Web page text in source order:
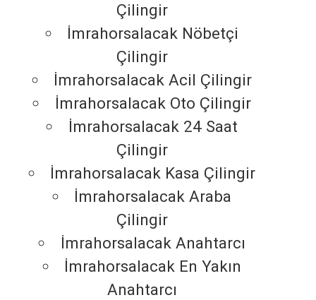
Çilingir
İmrahorsalacak Nöbetçi
Çilingir
İmrahorsalacak Acil Çilingir
İmrahorsalacak Oto Çilingir
İmrahorsalacak 24 Saat
Çilingir
İmrahorsalacak Kasa Çilingir
İmrahorsalacak Araba
Çilingir
İmrahorsalacak Anahtarcı
İmrahorsalacak En Yakın
Anahtarcı